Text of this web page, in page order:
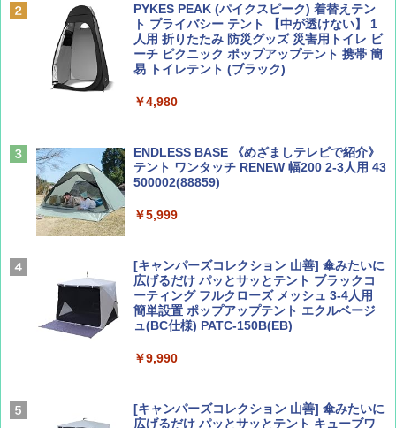
￥713
AIRLINE（エアライン）2026年9月号【特
集】ボーイング110周年を祝して！
￥1,760
￥2,695
球の歩き方A ヨーロッパ
A26 地球の歩き方 チェコ ポーランド スロヴ
ァキア 2026～2027 地球の歩き方A ヨーロッ
PYKES PEAK (パイクスピーク) 着替えテン
ト プライバシー テント 【中が透けない】 1
人用 折りたたみ 防災グッズ 災害用トイレ ビ
ーチ ピクニック ポップアップテント 携帯 簡
易 トイレテント (ブラック)
￥4,980
ENDLESS BASE 《めざましテレビで紹介》
テント ワンタッチ RENEW 幅200 2-3人用 43
500002(88859)
￥5,999
[キャンパーズコレクション 山善] 傘みたいに
広げるだけ パッとサッとテント ブラックコ
ーティング フルクローズ メッシュ 3-4人用
簡単設置 ポップアップテント エクルベージ
ュ(BC仕様) PATC-150B(EB)
￥9,990
[キャンパーズコレクション 山善] 傘みたいに
広げるだけ パッとサッとテント キューブワ